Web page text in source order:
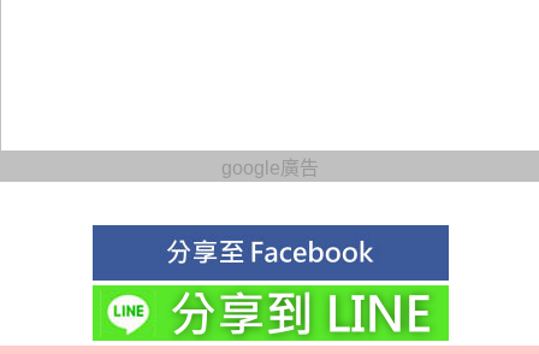
google廣告